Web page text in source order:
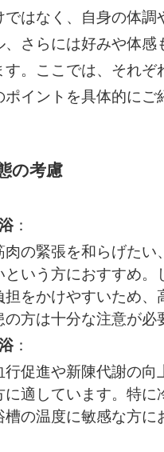
ではなく、自身の体調
、さらには好みや体感
す。ここでは、それぞ
ポイントを具体的にご
の考慮
：
肉の緊張を和らげたい
という方におすすめ。
担をかけやすいため、
の方は十分な注意が必
：
行促進や新陳代謝の向
に適しています。特に
槽の温度に敏感な方に